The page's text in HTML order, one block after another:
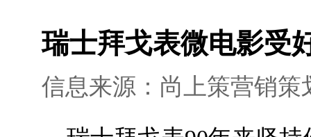
瑞士拜戈表微电影受
信息来源：尚上策营销